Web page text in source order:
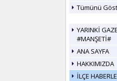
Tümünü
YARINKİ
#MANŞETİ#
ANA SAYFA
HAKKIMIZDA
İLÇE